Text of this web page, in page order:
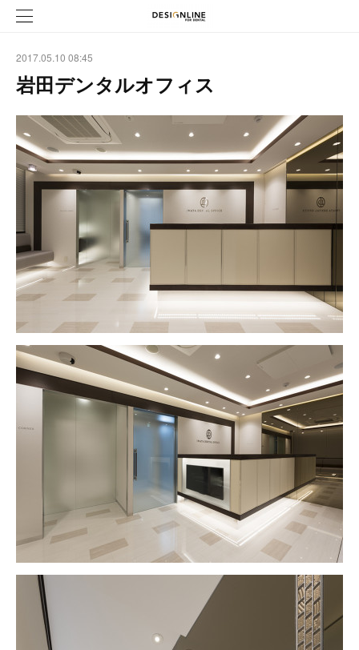
2017.05.10 08:45
岩田デンタルオフィス